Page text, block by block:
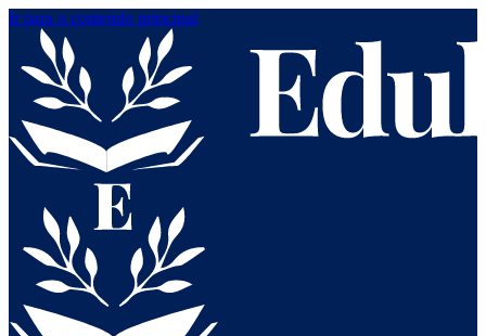
Ir para o conteúdo principal